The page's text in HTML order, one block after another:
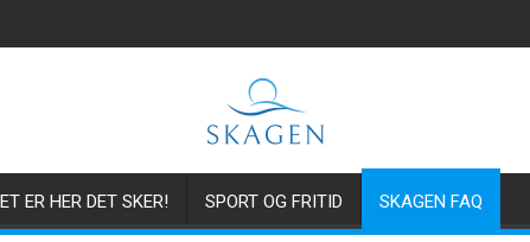
ER HER DET SKER! SPORT OG FRITID SKAGEN FAQ